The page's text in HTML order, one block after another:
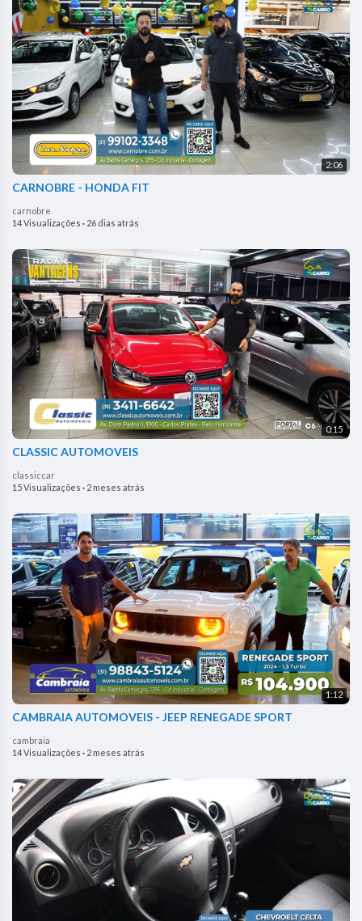
2:06
CARNOBRE - HONDA FIT
carnobre
14 Visualizações · 26 dias atrás
0:15
CLASSIC AUTOMOVEIS
classiccar
15 Visualizações · 2 meses atrás
1:12
CAMBRAIA AUTOMOVEIS - JEEP RENEGADE SPORT
cambraia
14 Visualizações · 2 meses atrás